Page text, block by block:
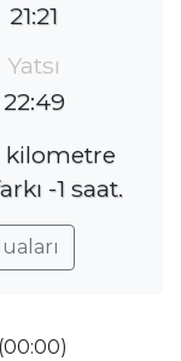
21:21
Yatsı
22:49
kilometre
-1 saat.